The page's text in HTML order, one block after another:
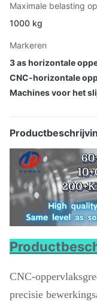
Maximale belasting
1000 kg
Markeren
3 as horizontale
CNC-horizontale
Machines voor het
CNC-
precisie